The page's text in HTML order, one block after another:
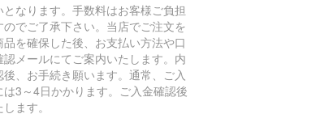
となります。手数料はお客様ご負担
のでご了承下さい。当店でご注文を
品を確保した後、お支払い方法や口
認メールにてご案内いたします。内
、お手続き願います。通常、ご入
は3～4日かかります。ご入金確認後
ます。